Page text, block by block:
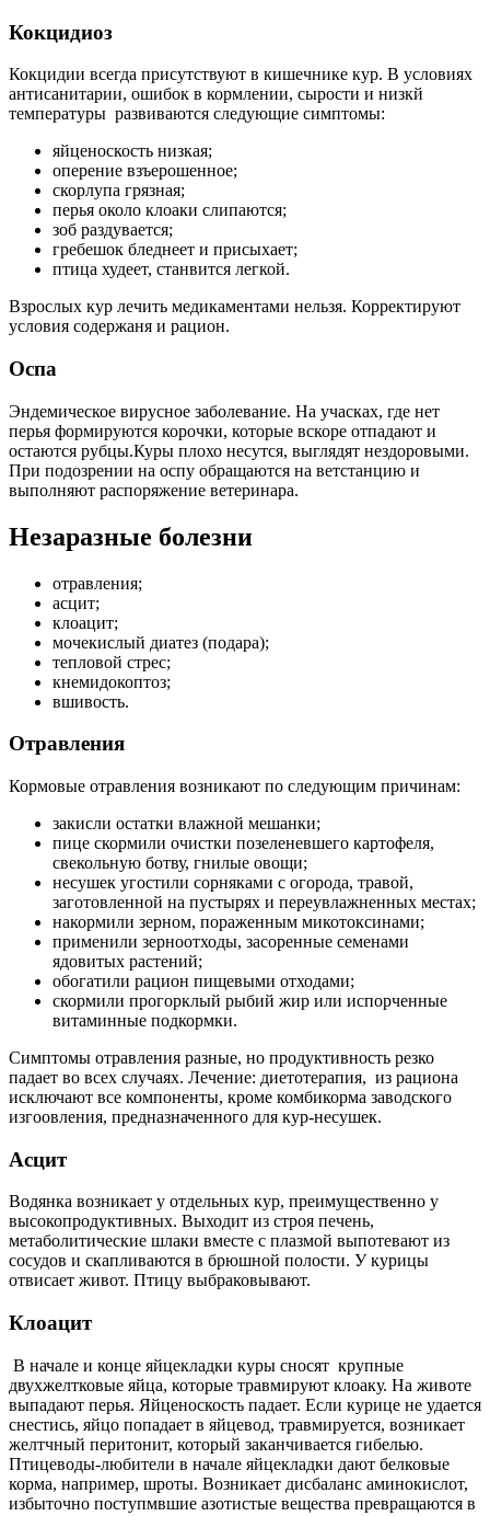
Кокцидиоз
Кокцидии всегда присутствуют в кишечнике кур. В условиях
антисанитарии, ошибок в кормлении, сырости и низкй
температуры развиваются следующие симптомы:
яйценоскость низкая;
оперение взъерошенное;
скорлупа грязная;
перья около клоаки слипаются;
зоб раздувается;
гребешок бледнеет и присыхает;
птица худеет, станвится легкой.
Взрослых кур лечить медикаментами нельзя. Корректируют
условия содержаня и рацион.
Оспа
Эндемическое вирусное заболевание. На учасках, где нет
перья формируются корочки, которые вскоре отпадают и
остаются рубцы.Куры плохо несутся, выглядят нездоровыми.
При подозрении на оспу обращаются на ветстанцию и
выполняют распоряжение ветеринара.
Незаразные болезни
отравления;
асцит;
клоацит;
мочекислый диатез (подара);
тепловой стрес;
кнемидокоптоз;
вшивость.
Отравления
Кормовые отравления возникают по следующим причинам:
закисли остатки влажной мешанки;
пице скормили очистки позеленевшего картофеля,
свекольную ботву, гнилые овощи;
несушек угостили сорняками с огорода, травой,
заготовленной на пустырях и переувлажненных местах;
накормили зерном, пораженным микотоксинами;
применили зерноотходы, засоренные семенами
ядовитых растений;
обогатили рацион пищевыми отходами;
скормили прогорклый рыбий жир или испорченные
витаминные подкормки.
Симптомы отравления разные, но продуктивность резко
падает во всех случаях. Лечение: диетотерапия, из рациона
исключают все компоненты, кроме комбикорма заводского
изгоовления, предназначенного для кур-несушек.
Асцит
Водянка возникает у отдельных кур, преимущественно у
высокопродуктивных. Выходит из строя печень,
метаболитические шлаки вместе с плазмой выпотевают из
сосудов и скапливаются в брюшной полости. У курицы
отвисает живот. Птицу выбраковывают.
Клоацит
В начале и конце яйцекладки куры сносят крупные
двухжелтковые яйца, которые травмируют клоаку. На животе
выпадают перья. Яйценоскость падает. Если курице не удается
снестись, яйцо попадает в яйцевод, травмируется, возникает
желтчный перитонит, который заканчивается гибелью.
Птицеводы-любители в начале яйцекладки дают белковые
корма, например, шроты. Возникает дисбаланс аминокислот,
избыточно поступмвшие азотистые вещества превращаются в